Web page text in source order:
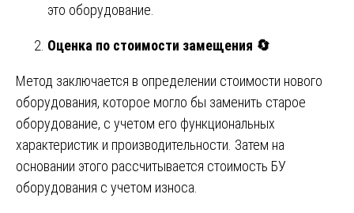
это оборудование.
Оценка по стоимости замещения 🔄
Метод заключается в определении стоимости нового
оборудования, которое могло бы заменить старое
оборудование, с учетом его функциональных
характеристик и производительности. Затем на
основании этого рассчитывается стоимость БУ
оборудования с учетом износа.